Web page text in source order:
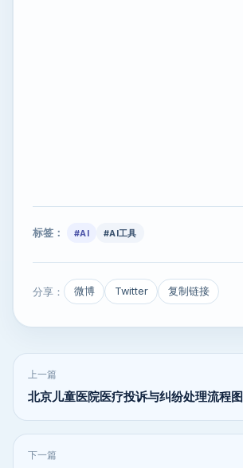
标签： #AI #AI工具
分享： 微博 Twitter 复制链接
上一篇
北京儿童医院医疗投诉与纠纷处理流程图
下一篇